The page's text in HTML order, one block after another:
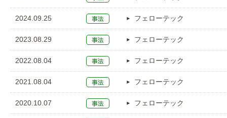
2024.09.25 フェローテック
2023.08.29 フェローテック
2022.08.04 フェローテック
2021.08.04 フェローテック
2020.10.07 フェローテック